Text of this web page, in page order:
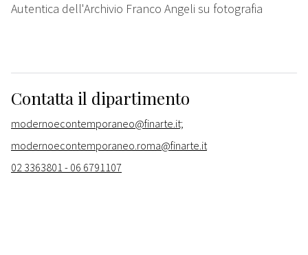
Autentica dell'Archivio Franco Angeli su fotografia
Contatta il dipartimento
modernoecontemporaneo@finarte.it;
modernoecontemporaneo.roma@finarte.it
02 3363801 - 06 6791107